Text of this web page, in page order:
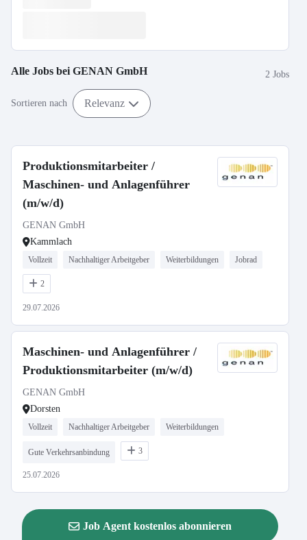
Alle Jobs bei GENAN GmbH 2 Jobs
Sortieren nach Relevanz
Produktionsmitarbeiter /
Maschinen- und Anlagenführer
(m/w/d)
GENAN GmbH
Kammlach
Vollzeit Nachhaltiger Arbeitgeber Weiterbildungen Jobrad
2
29.07.2026
Maschinen- und Anlagenführer /
Produktionsmitarbeiter (m/w/d)
GENAN GmbH
Dorsten
Vollzeit Nachhaltiger Arbeitgeber Weiterbildungen
Gute Verkehrsanbindung 3
25.07.2026
Job Agent kostenlos abonnieren